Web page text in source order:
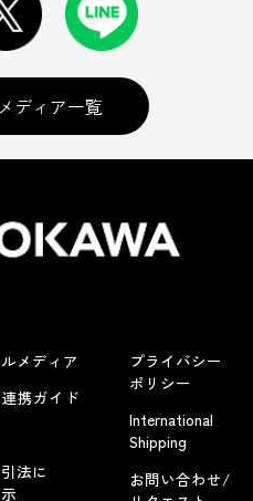
ディア一覧
メディア
連携ガイド
法に
プライバシー
ポリシー
International
Shipping
お問い合わせ/